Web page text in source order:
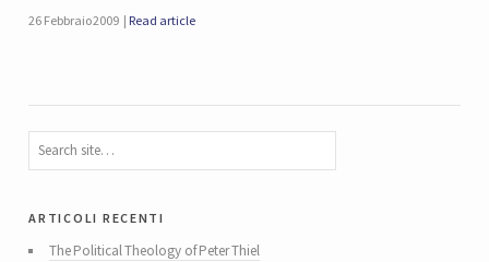
26 Febbraio 2009 Read article
articoli recenti
The Political Theology of Peter Thiel